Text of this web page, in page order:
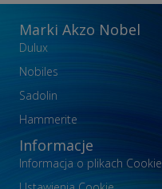
Marki Akzo Nobel
Dulux
Nobiles
Sadolin
Hammerite
Informacje
Informacja o plikach Cookie